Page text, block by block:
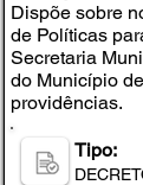
Dispõe sobre
de Políticas
Secretaria
do Município
providências.
Tipo: